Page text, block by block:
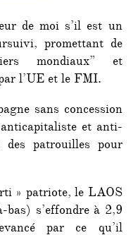
de moi s’il est un
promettant de
mondiaux” et
l’UE et le FMI.
sans concession
et anti-
des patrouilles pour
» patriote, le LAOS
s’effondre à 2,9
par ce qu’il